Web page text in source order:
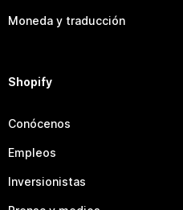
Moneda y traducción
Shopify
Conócenos
Empleos
Inversionistas